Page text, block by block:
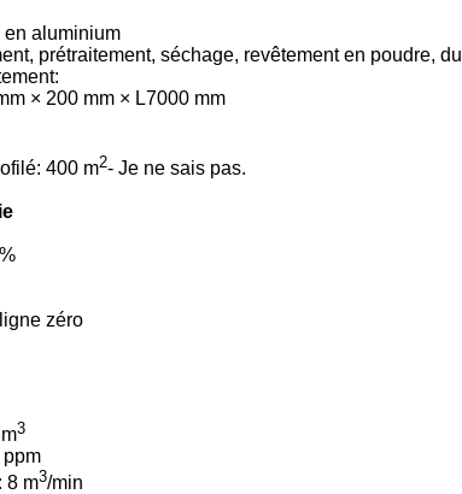
en aluminium
prétraitement, séchage, revêtement en poudre,
× 200 mm × L7000 mm
400 m2- Je ne sais pas.
zéro
3
8 m3/min